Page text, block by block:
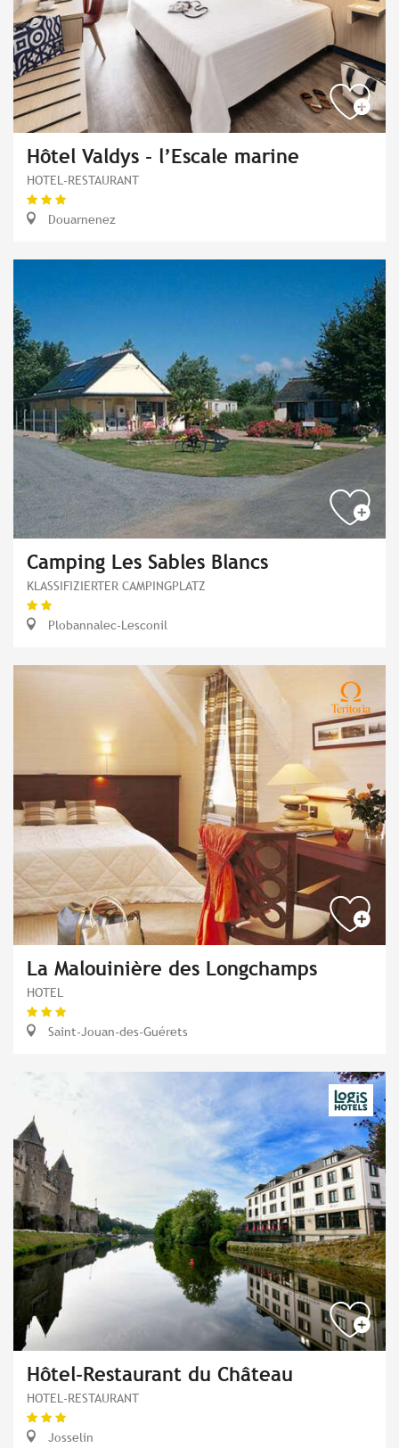
Hôtel Valdys - l’Escale marine
HOTEL-RESTAURANT
Douarnenez
Camping Les Sables Blancs
KLASSIFIZIERTER CAMPINGPLATZ
Plobannalec-Lesconil
La Malouinière des Longchamps
HOTEL
Saint-Jouan-des-Guérets
Hôtel-Restaurant du Château
HOTEL-RESTAURANT
Josselin